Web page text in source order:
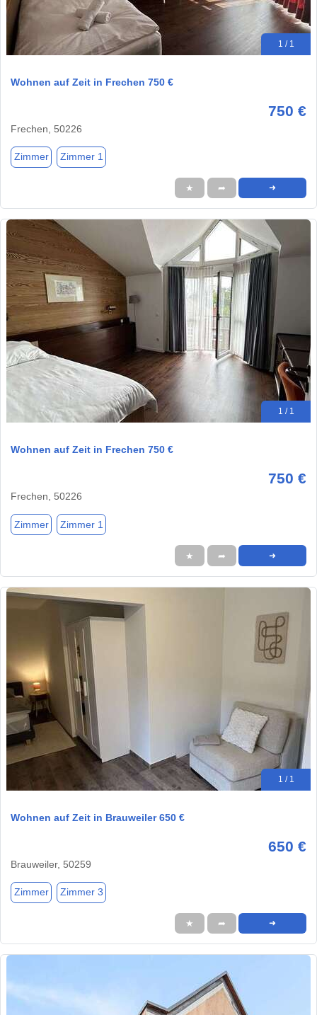
1 / 1
Wohnen auf Zeit in Frechen 750 €
750 €
Frechen, 50226
Zimmer Zimmer 1
★ ➦ ➜
1 / 1
Wohnen auf Zeit in Frechen 750 €
750 €
Frechen, 50226
Zimmer Zimmer 1
★ ➦ ➜
1 / 1
Wohnen auf Zeit in Brauweiler 650 €
650 €
Brauweiler, 50259
Zimmer Zimmer 3
★ ➦ ➜